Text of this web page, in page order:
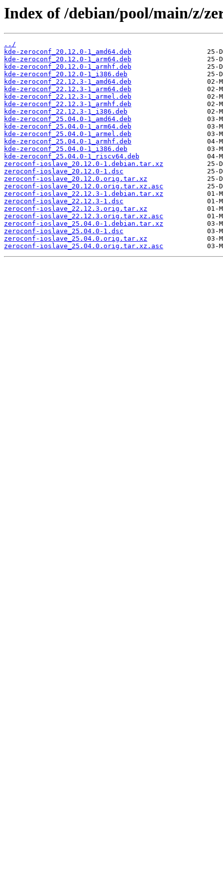
Index of /debian/pool/main/z/
../
kde-zeroconf_20.12.0-1_amd64.deb
kde-zeroconf_20.12.0-1_arm64.deb
kde-zeroconf_20.12.0-1_armhf.deb
kde-zeroconf_20.12.0-1_i386.deb
kde-zeroconf_22.12.3-1_amd64.deb
kde-zeroconf_22.12.3-1_arm64.deb
kde-zeroconf_22.12.3-1_armel.deb
kde-zeroconf_22.12.3-1_armhf.deb
kde-zeroconf_22.12.3-1_i386.deb
kde-zeroconf_25.04.0-1_amd64.deb
kde-zeroconf_25.04.0-1_arm64.deb
kde-zeroconf_25.04.0-1_armel.deb
kde-zeroconf_25.04.0-1_armhf.deb
kde-zeroconf_25.04.0-1_i386.deb
kde-zeroconf_25.04.0-1_riscv64.deb
zeroconf-ioslave_20.12.0-1.debian.tar.xz
zeroconf-ioslave_20.12.0-1.dsc
zeroconf-ioslave_20.12.0.orig.tar.xz
zeroconf-ioslave_20.12.0.orig.tar.xz.asc
zeroconf-ioslave_22.12.3-1.debian.tar.xz
zeroconf-ioslave_22.12.3-1.dsc
zeroconf-ioslave_22.12.3.orig.tar.xz
zeroconf-ioslave_22.12.3.orig.tar.xz.asc
zeroconf-ioslave_25.04.0-1.debian.tar.xz
zeroconf-ioslave_25.04.0-1.dsc
zeroconf-ioslave_25.04.0.orig.tar.xz
zeroconf-ioslave_25.04.0.orig.tar.xz.asc